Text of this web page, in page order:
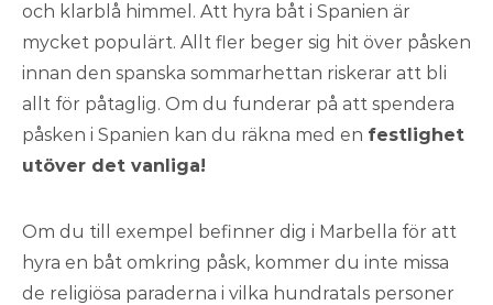
och klarblå himmel. Att hyra båt i Spanien är
mycket populärt. Allt fler beger sig hit över påsken
innan den spanska sommarhettan riskerar att bli
allt för påtaglig. Om du funderar på att spendera
påsken i Spanien kan du räkna med en festlighet
utöver det vanliga!
Om du till exempel befinner dig i Marbella för att
hyra en båt omkring påsk, kommer du inte missa
de religiösa paraderna i vilka hundratals personer